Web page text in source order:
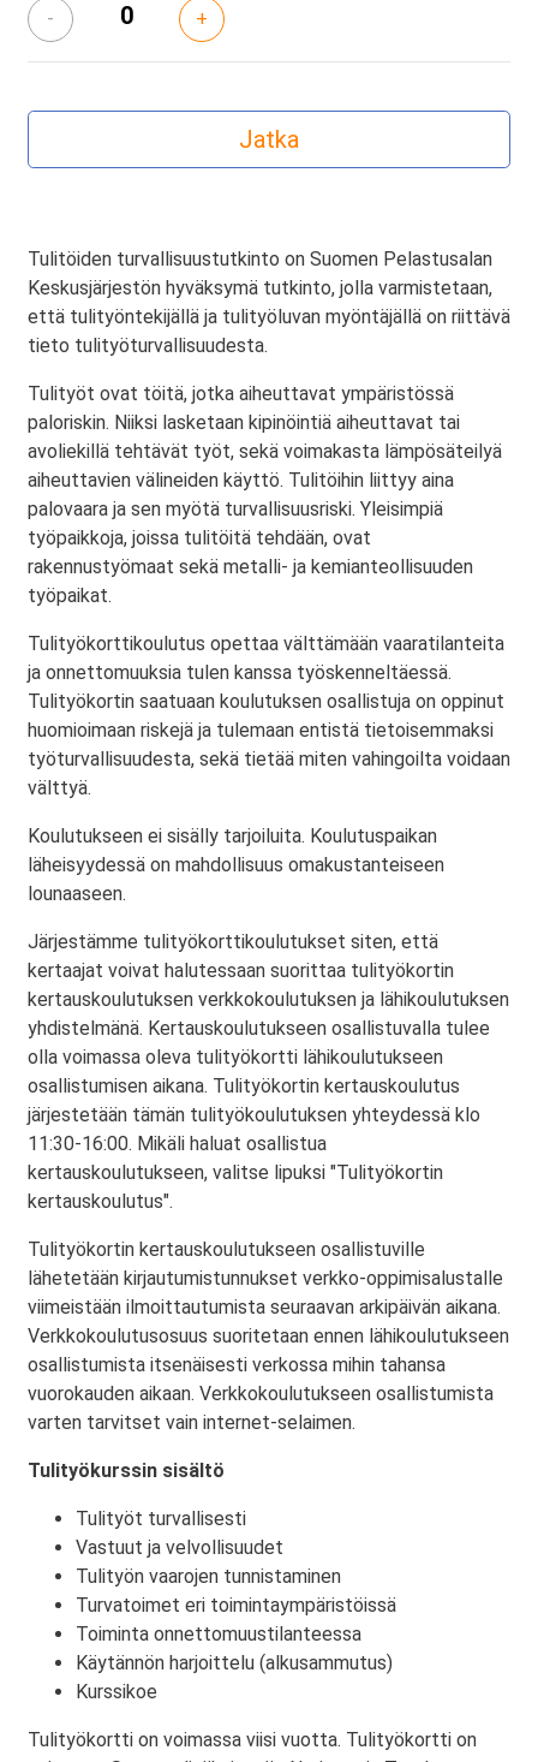
- +
Tulitöiden turvallisuustutkinto on Suomen Pelastusalan
Keskusjärjestön hyväksymä tutkinto, jolla varmistetaan,
että tulityöntekijällä ja tulityöluvan myöntäjällä on riittävä
tieto tulityöturvallisuudesta.
Tulityöt ovat töitä, jotka aiheuttavat ympäristössä
paloriskin. Niiksi lasketaan kipinöintiä aiheuttavat tai
avoliekillä tehtävät työt, sekä voimakasta lämpösäteilyä
aiheuttavien välineiden käyttö. Tulitöihin liittyy aina
palovaara ja sen myötä turvallisuusriski. Yleisimpiä
työpaikkoja, joissa tulitöitä tehdään, ovat
rakennustyömaat sekä metalli- ja kemianteollisuuden
työpaikat.
Tulityökorttikoulutus opettaa välttämään vaaratilanteita
ja onnettomuuksia tulen kanssa työskenneltäessä.
Tulityökortin saatuaan koulutuksen osallistuja on oppinut
huomioimaan riskejä ja tulemaan entistä tietoisemmaksi
työturvallisuudesta, sekä tietää miten vahingoilta voidaan
välttyä.
Koulutukseen ei sisälly tarjoiluita. Koulutuspaikan
läheisyydessä on mahdollisuus omakustanteiseen
lounaaseen.
Järjestämme tulityökorttikoulutukset siten, että
kertaajat voivat halutessaan suorittaa tulityökortin
kertauskoulutuksen verkkokoulutuksen ja lähikoulutuksen
yhdistelmänä. Kertauskoulutukseen osallistuvalla tulee
olla voimassa oleva tulityökortti lähikoulutukseen
osallistumisen aikana. Tulityökortin kertauskoulutus
järjestetään tämän tulityökoulutuksen yhteydessä klo
11:30-16:00. Mikäli haluat osallistua
kertauskoulutukseen, valitse lipuksi "Tulityökortin
kertauskoulutus".
Tulityökortin kertauskoulutukseen osallistuville
lähetetään kirjautumistunnukset verkko-oppimisalustalle
viimeistään ilmoittautumista seuraavan arkipäivän aikana.
Verkkokoulutusosuus suoritetaan ennen lähikoulutukseen
osallistumista itsenäisesti verkossa mihin tahansa
vuorokauden aikaan. Verkkokoulutukseen osallistumista
varten tarvitset vain internet-selaimen.
Tulityökurssin sisältö
Tulityöt turvallisesti
Vastuut ja velvollisuudet
Tulityön vaarojen tunnistaminen
Turvatoimet eri toimintaympäristöissä
Toiminta onnettomuustilanteessa
Käytännön harjoittelu (alkusammutus)
Kurssikoe
Tulityökortti on voimassa viisi vuotta. Tulityökortti on